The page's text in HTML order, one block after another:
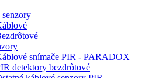
senzory
snímače PIR - PARADOX
detektory bezdrôtové